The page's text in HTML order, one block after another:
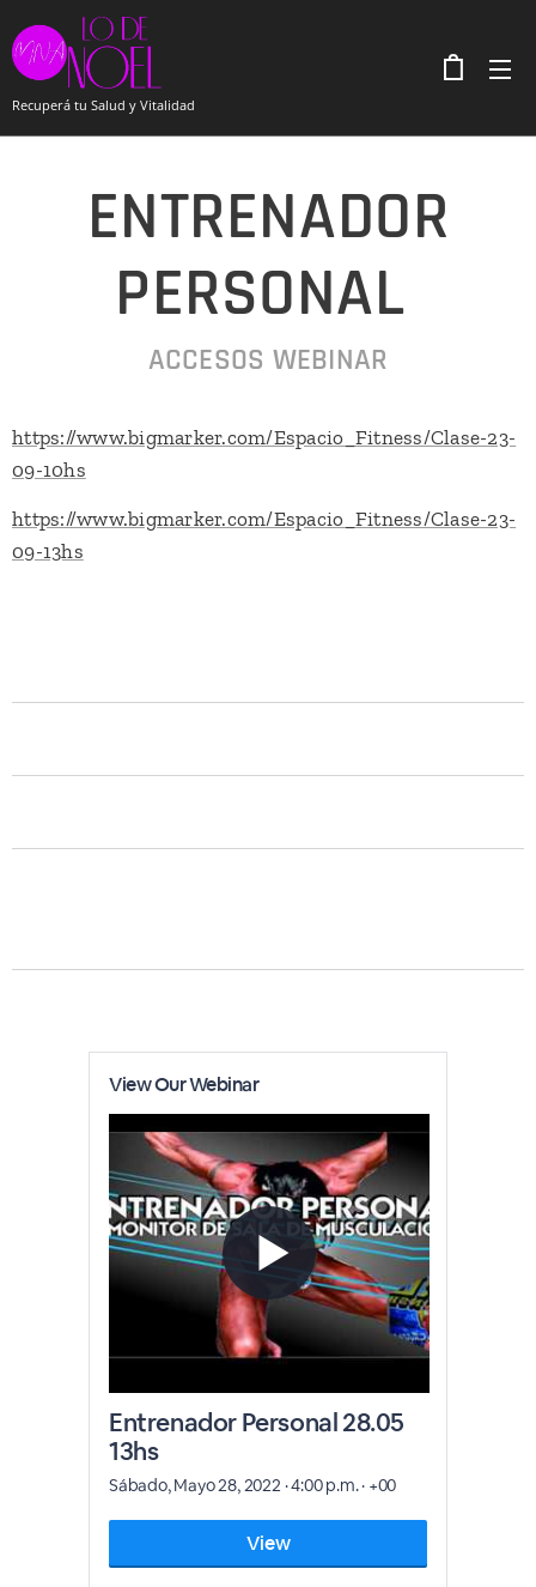
Recuperá tu Salud y Vitalidad
ENTRENADOR
PERSONAL
ACCESOS WEBINAR
https://www.bigmarker.com/Espacio_Fitness/Clase-23-
09-10hs
https://www.bigmarker.com/Espacio_Fitness/Clase-23-
09-13hs